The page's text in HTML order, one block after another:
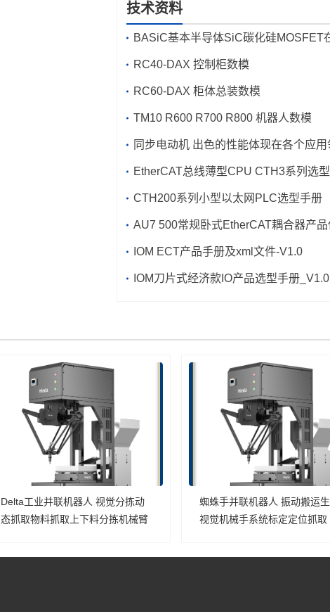
技术资料
BASiC基本半导体SiC碳化硅MOSFET
焊机中的应用
RC40-DAX 控制柜数模
RC60-DAX 柜体总装数模
TM10 R600 R700 R800 机器人数模
同步电动机 出色的性能体现在各个应用
EtherCAT总线薄型CPU CTH3系
CTH200系列小型以太网PLC选型手册
AU7 500常规卧式EtherCAT耦合器产
手册及xml文件_V1.0
IOM ECT产品手册及xm l文件-V1.0
IOM刀片式经济款IO产品选型手册_V1.0
Delta工业并联机器人 视觉分拣动
态抓取物料抓取上下料分拣机械臂
蜘蛛手并联机器人 振动搬运
视觉机械手系统标定定位抓取